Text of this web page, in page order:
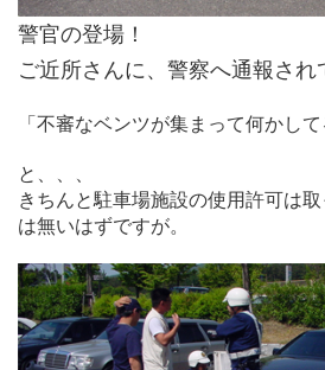
警官の登場！
ご近所さんに、警察へ通報され
「不審なベンツが集まって何かして
と、、、
きちんと駐車場施設の使用許可は
は無いはずですが。